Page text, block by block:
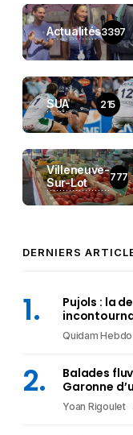
Actualités3397
SUA 215
Villeneuve-
Sur-Lot
777
DERNIERS
Pujols : la
Quidam Hebdo
Balades
Garonne
Yoan Rigoulet